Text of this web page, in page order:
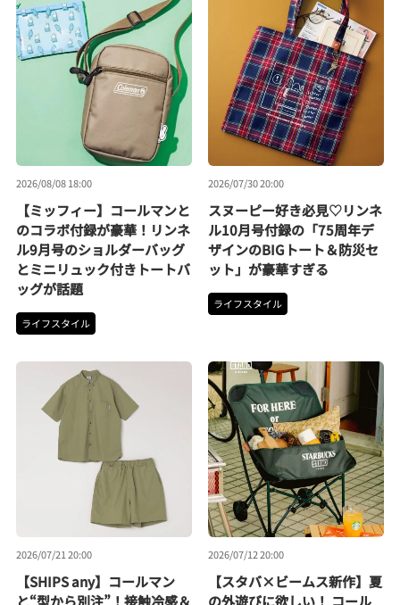
2026/08/08 18:00
【ミッフィー】コールマンと
のコラボ付録が豪華！リンネ
ル9月号のショルダーバッグ
とミニリュック付きトートバ
ッグが話題
ライフスタイル
2026/07/30 20:00
スヌーピー好き必見♡リンネ
ル10月号付録の「75周年デ
ザインのBIGトート＆防災セ
ット」が豪華すぎる
ライフスタイル
2026/07/21 20:00
【SHIPS any】コールマン
と“型から別注”！接触冷感＆
2026/07/12 20:00
【スタバ×ビームス新作】夏
の外遊びに欲しい！ コール